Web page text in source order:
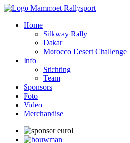
Home
Silkway Rally
Dakar
Morocco Desert Challenge
Info
Stichting
Team
Sponsors
Foto
Video
Merchandise